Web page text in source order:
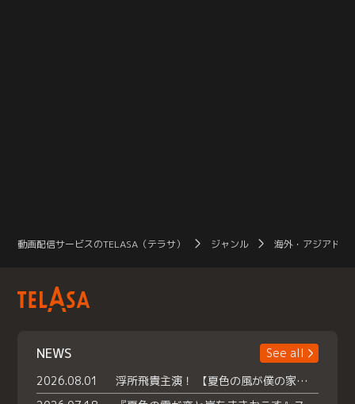
動画配信サービスのTELASA（テラサ） ジャンル 海外・アジアドラ
NEWS
See all
2026.08.01
浮所飛貴主演！ 【夏色の風が僕の家にやってきた】 本日よりテラサで独占配信スタート！